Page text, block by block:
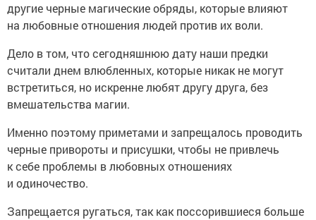
другие черные магические обряды, которые влияют
на любовные отношения людей против их воли.
Дело в том, что сегодняшнюю дату наши предки
считали днем влюбленных, которые никак не могут
встретиться, но искренне любят другу друга, без
вмешательства магии.
Именно поэтому приметами и запрещалось проводить
черные привороты и присушки, чтобы не привлечь
к себе проблемы в любовных отношениях
и одиночество.
Запрещается ругаться, так как поссорившиеся больше